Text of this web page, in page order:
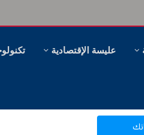
عليسة الإقتصادية
قلب الحدث